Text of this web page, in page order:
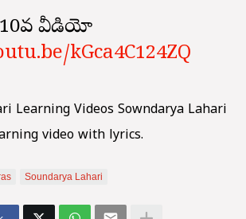
10వ వీడియో
kGca4C124ZQ
Learning Videos Sowndarya Lahari
video with lyrics.
Soundarya Lahari